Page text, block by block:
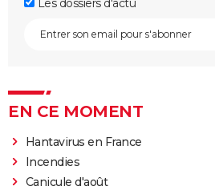
EN CE MOMENT
Hantavirus en France
Incendies
Canicule d'août